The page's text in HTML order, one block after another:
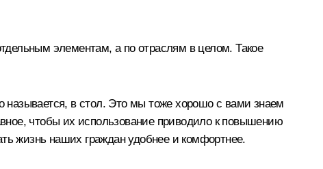
элементам, а по отраслям в целом. Такое
называется, в стол. Это мы тоже хорошо с вами знаем
чтобы их использование приводило к повышению
жизнь наших граждан удобнее и комфортнее.